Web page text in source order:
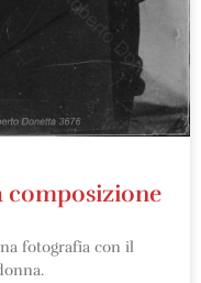
composizione
fotografia con il